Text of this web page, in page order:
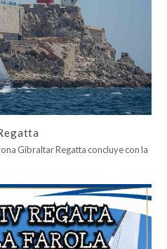
Gibraltar Regatta concluye con la